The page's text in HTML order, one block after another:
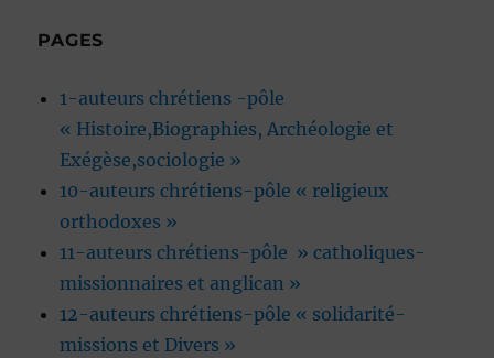
PAGES
1-auteurs chrétiens -pôle
« Histoire,Biographies, Archéologie et
Exégèse,sociologie »
10-auteurs chrétiens-pôle « religieux
orthodoxes »
11-auteurs chrétiens-pôle » catholiques-
missionnaires et anglican »
12-auteurs chrétiens-pôle « solidarité-
missions et Divers »